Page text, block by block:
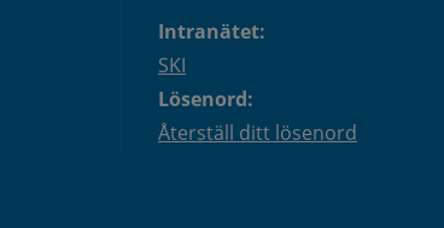
Intranätet:
SKI
Lösenord:
Återställ ditt lösenord